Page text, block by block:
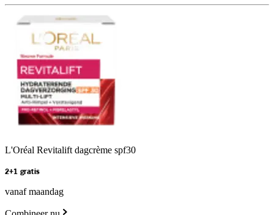
L'Oréal Revitalift dagcrème spf30
2+1 gratis
vanaf maandag